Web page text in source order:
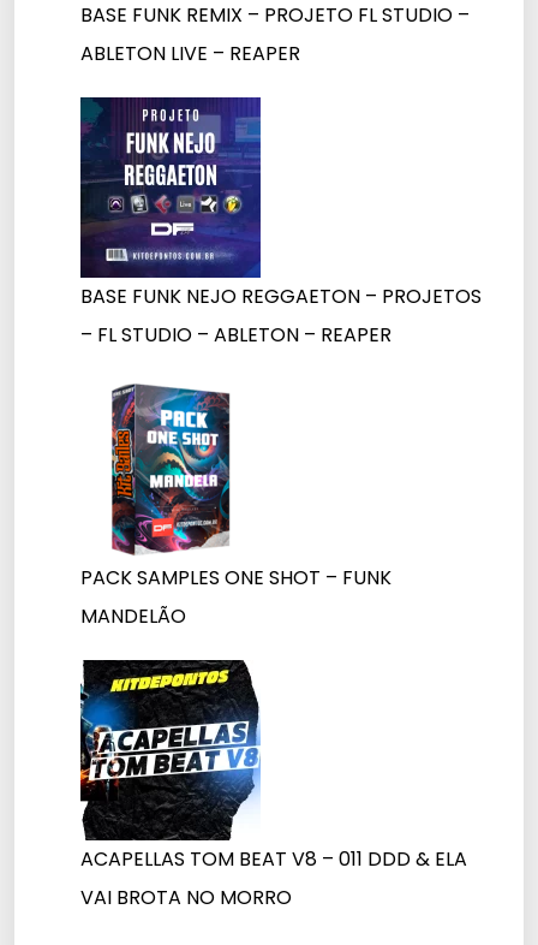
BASE FUNK REMIX – PROJETO FL STUDIO –
ABLETON LIVE – REAPER
BASE FUNK NEJO REGGAETON – PROJETOS
– FL STUDIO – ABLETON – REAPER
PACK SAMPLES ONE SHOT – FUNK
MANDELÃO
ACAPELLAS TOM BEAT V8 – 011 DDD & ELA
VAI BROTA NO MORRO